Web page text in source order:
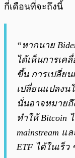
กี่เดือนที่จะถึงนี้
“หากนาย
ได้เห็นการเค
ขึ้น การเปลี่ย
เปลี่ยนแปลงน
นั่นอาจหมาย
ทำให้ Bitcoin
mainstream
ETF ได้ในเร็ว